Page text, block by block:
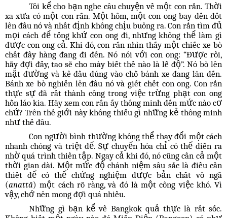
Tôi kể cho bạn nghe câu chuyện về một con rắn. Thời
xa xưa có một con rắn. Một hôm, một con ong bay đến đốt
lên đầu nó và nhất định không chịu buông ra. Con rắn tìm đủ
mọi cách để tống khứ con ong đi, nhưng không thể làm gì
được con ong cả. Khi đó, con rắn nhìn thấy một chiếc xe bò
chất đầy hàng đang đi đến. Nó nói với con ong: “Được rồi,
hãy đợi đấy, tao sẽ cho mày biết thế nào là lễ độ”. Nó bò lên
mặt đường và kê đầu đúng vào chỗ bánh xe đang lăn đến.
Bánh xe bò nghiến lên đầu nó và giết chết con ong. Con rắn
thực sự đã rất thành công trong việc trừng phạt con ong
hỗn láo kia. Hãy xem con rắn ấy thông minh đến mức nào cơ
chứ? Trên thế giới này không thiếu gì những kẻ thông minh
như thế đâu.
Con người bình thường không thể thay đổi một cách
nhanh chóng và triệt để. Sự chuyển hóa chỉ có thể diễn ra
nhờ quá trình thiền tập. Ngay cả khi đó, nó cũng cần cả một
thời gian dài. Một mức độ chánh niệm sâu sắc là điều cần
thiết để có thể chứng nghiệm được bản chất vô ngã
(anattā) một cách rõ ràng, và đó là một công việc khó. Vì
vậy, chớ nên mong đợi quá nhiều.
Những gì bạn kể về Bangkok quả thực là rất sốc.